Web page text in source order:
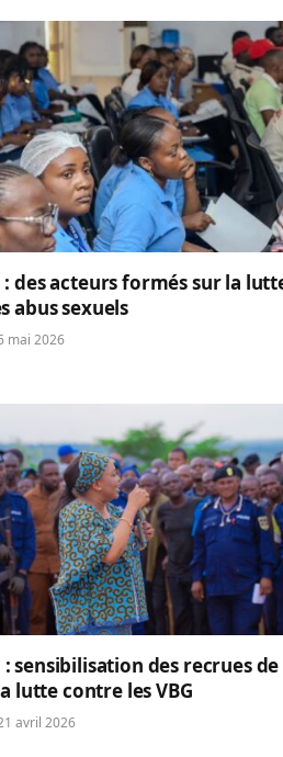
: des acteurs formés sur la
abus sexuels
mai 2026
: sensibilisation des recrues de
lutte contre les VBG
avril 2026